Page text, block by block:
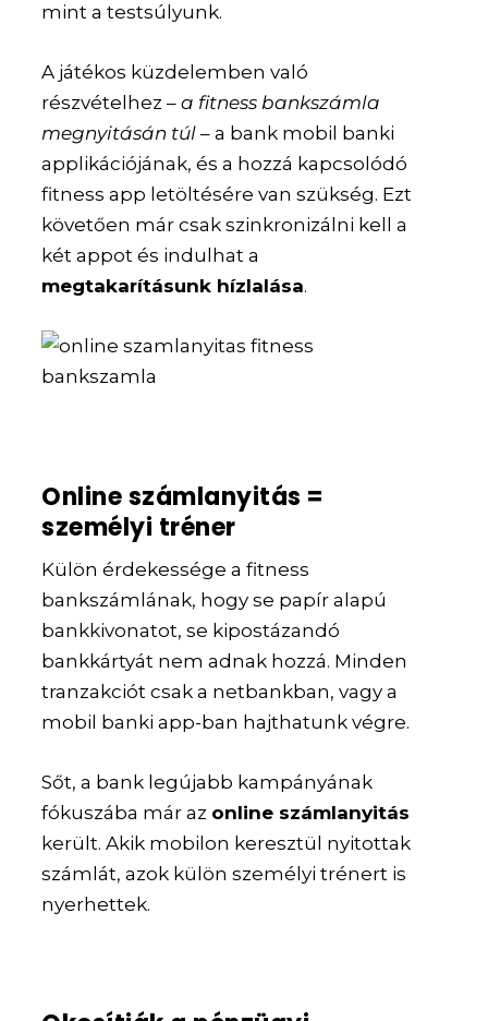
mint a testsúlyunk.
A játékos küzdelemben való
részvételhez –a fitness bankszámla
megnyitásán túl – a bank mobil banki
applikációjának, és a hozzá kapcsolódó
fitness app letöltésére van szükség. Ezt
követően már csak szinkronizálni kell a
két appot és indulhat a
megtakarításunk hízlalása.
Online számlanyitás =
személyi tréner
Külön érdekessége a fitness
bankszámlának, hogy se papír alapú
bankkivonatot, se kipostázandó
bankkártyát nem adnak hozzá. Minden
tranzakciót csak a netbankban, vagy a
mobil banki app-ban hajthatunk végre.
Sőt, a bank legújabb kampányának
fókuszába már az online számlanyitás
került. Akik mobilon keresztül nyitottak
számlát, azok külön személyi trénert is
nyerhettek.